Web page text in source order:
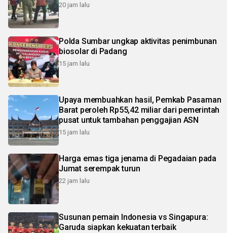
20 jam lalu
Polda Sumbar ungkap aktivitas penimbunan
biosolar di Padang
15 jam lalu
Upaya membuahkan hasil, Pemkab Pasaman
Barat peroleh Rp55,42 miliar dari pemerintah
pusat untuk tambahan penggajian ASN
15 jam lalu
Harga emas tiga jenama di Pegadaian pada
Jumat serempak turun
22 jam lalu
Susunan pemain Indonesia vs Singapura:
Garuda siapkan kekuatan terbaik